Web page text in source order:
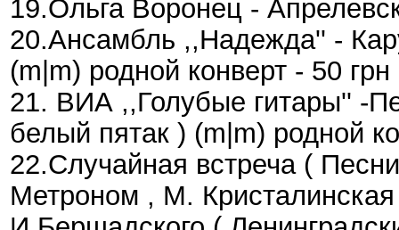
19.Ольга Воронец -
20.Ансамбль ,,Надежда'' -
(m|m) родной конверт - 50
21. ВИА ,,Голубые гитары'' -
белый пятак ) (m|m) родной
22.Случайная встреча (
Метроном , М.